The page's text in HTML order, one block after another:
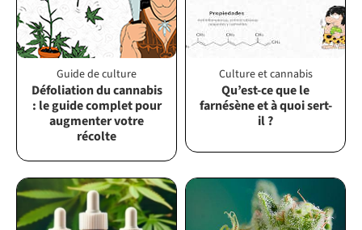
Guide de culture
Défoliation du cannabis
: le guide complet pour
augmenter votre
récolte
Culture et cannabis
Qu’est-ce que le
farnésène et à quoi sert-
il ?